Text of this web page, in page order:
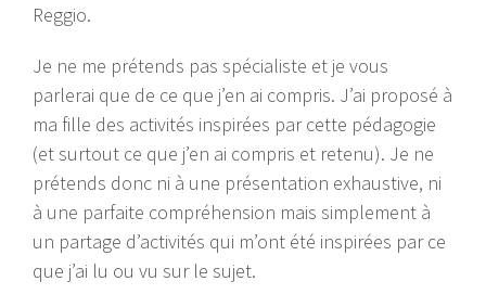
Reggio.
Je ne me prétends pas spécialiste et je vous
parlerai que de ce que j’en ai compris. J’ai proposé à
ma fille des activités inspirées par cette pédagogie
(et surtout ce que j’en ai compris et retenu). Je ne
prétends donc ni à une présentation exhaustive, ni
à une parfaite compréhension mais simplement à
un partage d’activités qui m’ont été inspirées par ce
que j’ai lu ou vu sur le sujet.